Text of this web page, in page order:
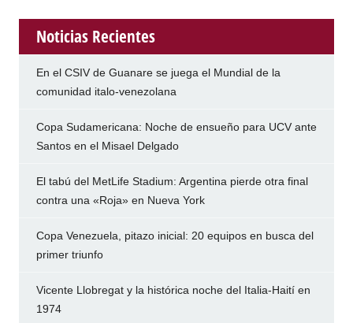
Noticias Recientes
En el CSIV de Guanare se juega el Mundial de la
comunidad italo-venezolana
Copa Sudamericana: Noche de ensueño para UCV ante
Santos en el Misael Delgado
El tabú del MetLife Stadium: Argentina pierde otra final
contra una «Roja» en Nueva York
Copa Venezuela, pitazo inicial: 20 equipos en busca del
primer triunfo
Vicente Llobregat y la histórica noche del Italia-Haití en
1974